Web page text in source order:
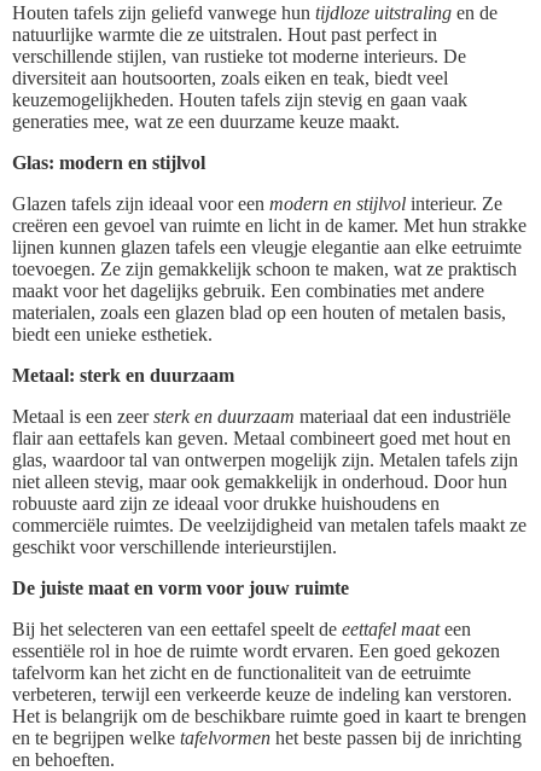
Houten tafels zijn geliefd vanwege hun tijdloze uitstraling en de
natuurlijke warmte die ze uitstralen. Hout past perfect in
verschillende stijlen, van rustieke tot moderne interieurs. De
diversiteit aan houtsoorten, zoals eiken en teak, biedt veel
keuzemogelijkheden. Houten tafels zijn stevig en gaan vaak
generaties mee, wat ze een duurzame keuze maakt.
Glas: modern en stijlvol
Glazen tafels zijn ideaal voor een modern en stijlvol interieur. Ze
creëren een gevoel van ruimte en licht in de kamer. Met hun strakke
lijnen kunnen glazen tafels een vleugje elegantie aan elke eetruimte
toevoegen. Ze zijn gemakkelijk schoon te maken, wat ze praktisch
maakt voor het dagelijks gebruik. Een combinaties met andere
materialen, zoals een glazen blad op een houten of metalen basis,
biedt een unieke esthetiek.
Metaal: sterk en duurzaam
Metaal is een zeersterk en duurzaam materiaal dat een industriële
flair aan eettafels kan geven. Metaal combineert goed met hout en
glas, waardoor tal van ontwerpen mogelijk zijn. Metalen tafels zijn
niet alleen stevig, maar ook gemakkelijk in onderhoud. Door hun
robuuste aard zijn ze ideaal voor drukke huishoudens en
commerciële ruimtes. De veelzijdigheid van metalen tafels maakt ze
geschikt voor verschillende interieurstijlen.
De juiste maat en vorm voor jouw ruimte
Bij het selecteren van een eettafel speelt de eettafel maateen
essentiële rol in hoe de ruimte wordt ervaren. Een goed gekozen
tafelvorm kan het zicht en de functionaliteit van de eetruimte
verbeteren, terwijl een verkeerde keuze de indeling kan verstoren.
Het is belangrijk om de beschikbare ruimte goed in kaart te brengen
en te begrijpen welke tafelvormen het beste passen bij de inrichting
en behoeften.